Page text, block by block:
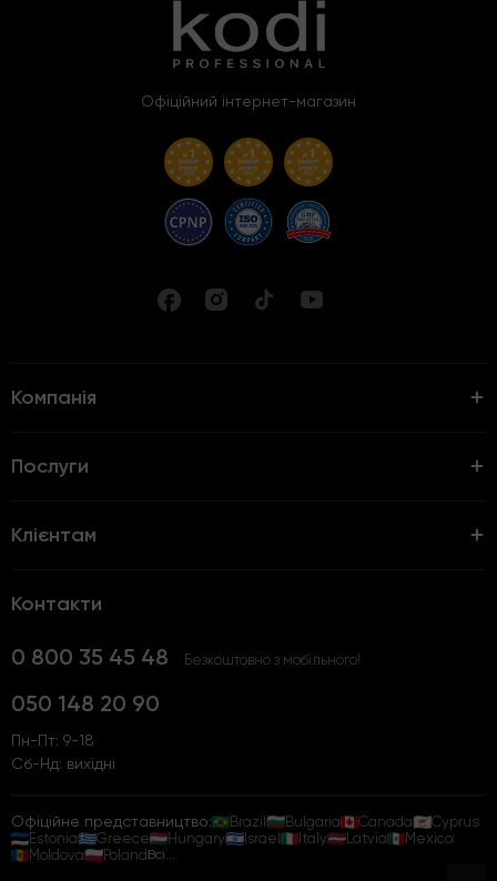
Офіційний інтернет-магазин
Компанія
Послуги
Клієнтам
Контакти
0 800 35 45 48 Безкоштовно з мобільного!
050 148 20 90
Пн-Пт: 9-18
Сб-Нд: вихідні
Офіційне представництво: Brazil Bulgaria Canada
Cyprus
Estonia
Greece Hungary Israel Italy Latvia
Mexico
Moldova
PolandВсі...